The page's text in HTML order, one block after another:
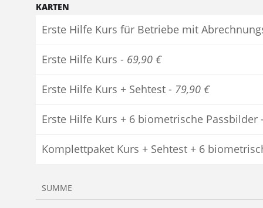
KARTEN
Erste Hilfe Kurs für Betriebe mit
Erste Hilfe Kurs - 69,90 €
Erste Hilfe Kurs + Sehtest - 79,90 €
Erste Hilfe Kurs + 6 biometrische Passbilder
Komplettpaket Kurs + Sehtest + 6
SUMME